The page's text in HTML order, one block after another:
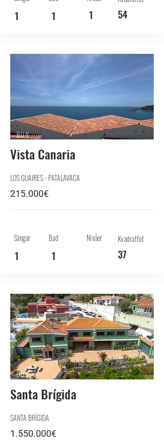
1 1 1 54
BUY
Vista Canaria
LOS GUAIRES - PATALAVACA
215.000€
Sängar Bad Nivåer Kvadratfot
1 1 37
BUY
Santa Brígida
SANTA BRÍGIDA
1.550.000€